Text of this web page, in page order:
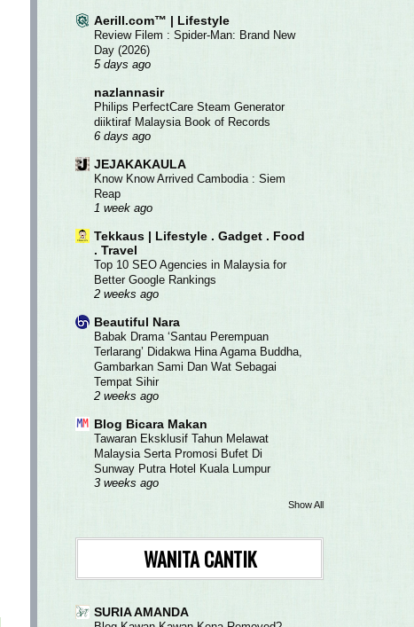
Aerill.com™ | Lifestyle
Review Filem : Spider-Man: Brand New
Day (2026)
5 days ago
nazlannasir
Philips PerfectCare Steam Generator
diiktiraf Malaysia Book of Records
6 days ago
JEJAKAKAULA
Know Know Arrived Cambodia : Siem
Reap
1 week ago
Tekkaus | Lifestyle . Gadget . Food
. Travel
Top 10 SEO Agencies in Malaysia for
Better Google Rankings
2 weeks ago
Beautiful Nara
Babak Drama ‘Santau Perempuan
Terlarang’ Didakwa Hina Agama Buddha,
Gambarkan Sami Dan Wat Sebagai
Tempat Sihir
2 weeks ago
Blog Bicara Makan
Tawaran Eksklusif Tahun Melawat
Malaysia Serta Promosi Bufet Di
Sunway Putra Hotel Kuala Lumpur
3 weeks ago
Show All
WANITA CANTIK
SURIA AMANDA